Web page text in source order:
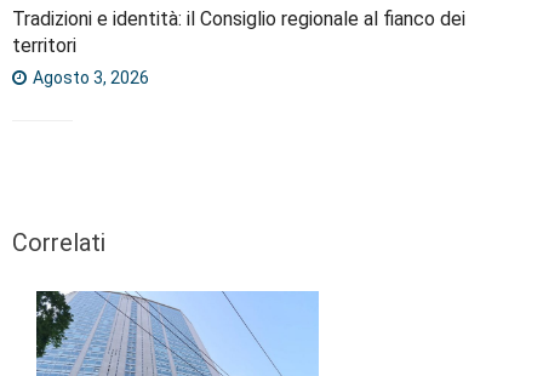
Tradizioni e identità: il Consiglio regionale al fianco dei
territori
Agosto 3, 2026
Correlati